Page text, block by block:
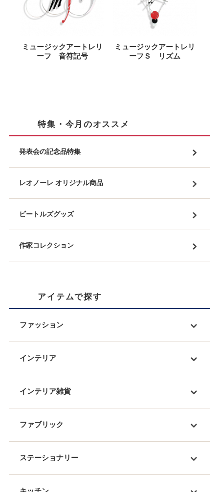
ミュージックアートレリ
ーフ 音符記号
ミュージックアートレリ
ーフＳ リズム
特集・今月のオススメ
発表会の記念品特集
レオノーレ オリジナル商品
ビートルズグッズ
作家コレクション
アイテムで探す
ファッション
インテリア
インテリア雑貨
ファブリック
ステーショナリー